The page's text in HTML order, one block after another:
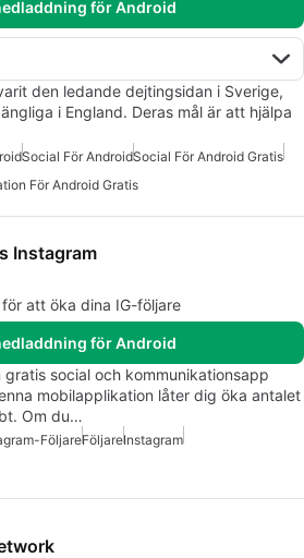
för Android
den ledande dejtingsidan i Sverige,
i England. Deras mål är att hjälpa
Social För AndroidSocial För Android Gratis
För Android Gratis
Instagram
att öka dina IG-följare
för Android
social och kommunikationsapp
mobilapplikation låter dig öka antalet
Om du…
FöljareFöljareInstagram